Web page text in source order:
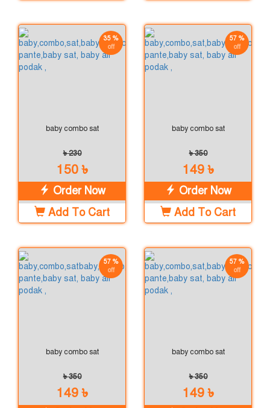
35 %
off
baby combo sat
৳ 230
150 ৳
Order Now
Add To Cart
57 %
off
baby combo sat
৳ 350
149 ৳
Order Now
Add To Cart
57 %
off
baby combo sat
৳ 350
149 ৳
57 %
off
baby combo sat
৳ 350
149 ৳